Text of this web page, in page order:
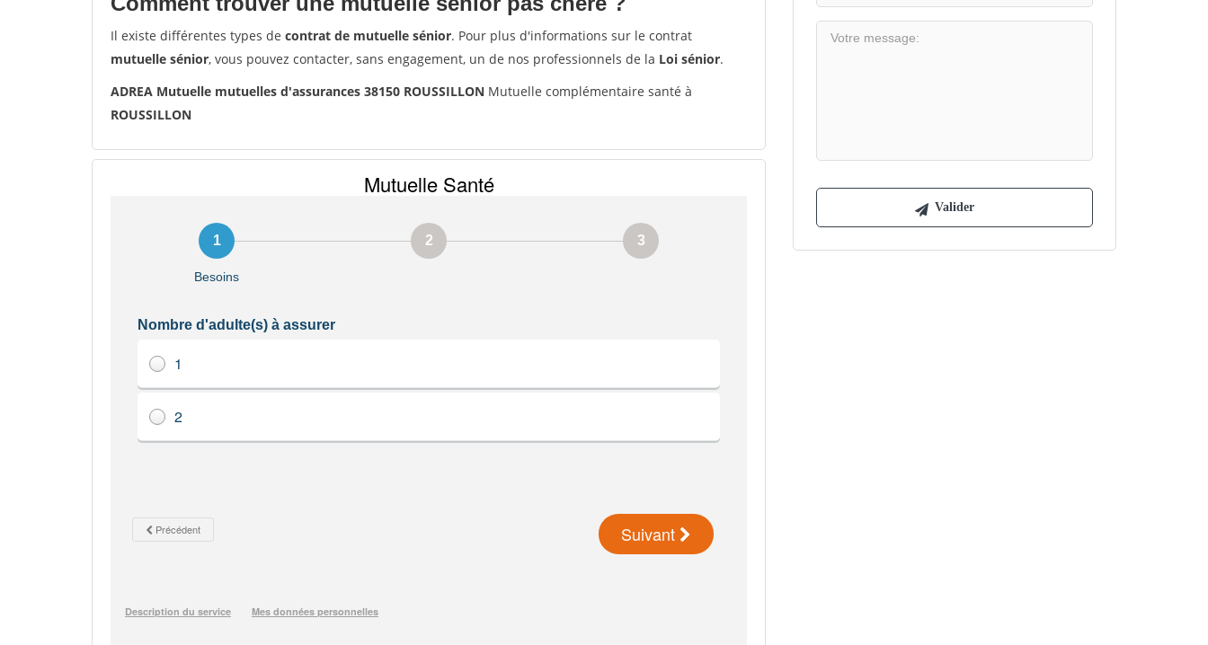
Il existe différentes types de contrat de mutuelle sénior. Pour plus d'informations sur le contrat
mutuelle sénior, vous pouvez contacter, sans engagement, un de nos professionnels de la Loi sénior.
ADREA Mutuelle mutuelles d'assurances 38150 ROUSSILLON Mutuelle complémentaire santé à
ROUSSILLON